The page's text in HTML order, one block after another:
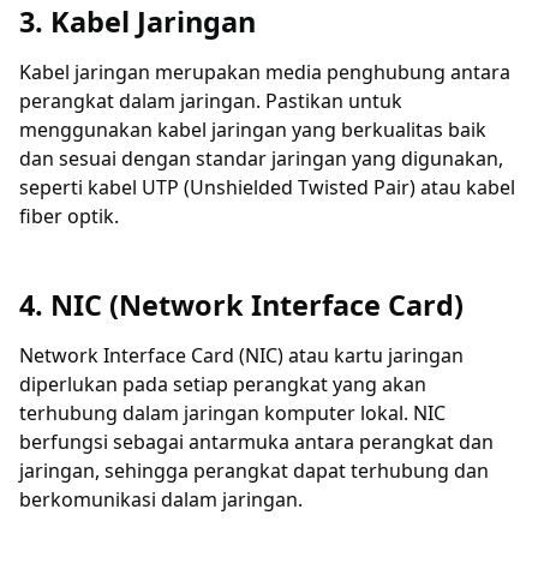
3. Kabel Jaringan
Kabel jaringan merupakan media penghubung antara
perangkat dalam jaringan. Pastikan untuk
menggunakan kabel jaringan yang berkualitas baik
dan sesuai dengan standar jaringan yang digunakan,
seperti kabel UTP (Unshielded Twisted Pair) atau kabel
fiber optik.
4. NIC (Network Interface Card)
Network Interface Card (NIC) atau kartu jaringan
diperlukan pada setiap perangkat yang akan
terhubung dalam jaringan komputer lokal. NIC
berfungsi sebagai antarmuka antara perangkat dan
jaringan, sehingga perangkat dapat terhubung dan
berkomunikasi dalam jaringan.